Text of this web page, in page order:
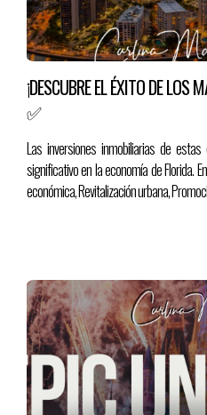
de empleados nuevos a un
Conclusión
Florida ya no es solo un destino
mejor clima. Ahora es un
un centro de innovación.
La reubicación de empresas
el crecimiento inmobiliario del
Para quienes sepan leer este
¡DESCUBRE EL ÉXITO DE LOS
✅
Las inversiones inmobiliarias de
significativo en la economía de Florida.
económica, Revitalización urbana,